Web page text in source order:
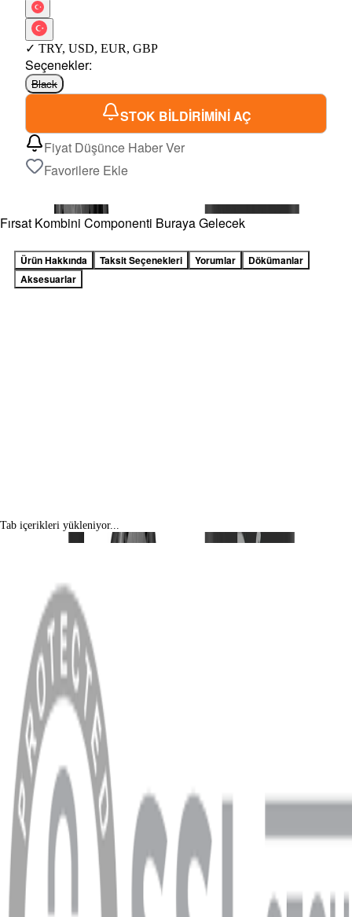
✓ TRY, USD, EUR, GBP
Seçenekler:
Black
STOK BİLDİRİMİNİ AÇ
Fiyat Düşünce Haber Ver
Favorilere Ekle
Fırsat Kombini Componenti Buraya Gelecek
Ürün Hakkında Taksit Seçenekleri Yorumlar
Dökümanlar
Aksesuarlar
Tab içerikleri yükleniyor...
MENÜ
Anasayfa
Hakkımızda
Blog
MÜŞTERİ HİZMETLERİ
Hesabım
Sipariş Sorgulama
Banka Hesap Bilgileri
YARDIM VE DESTEK
Ödeme ve Teslimat Şartları
Garanti ve İade Şartları
info@dukkanhifi.com
0850 441 40 44